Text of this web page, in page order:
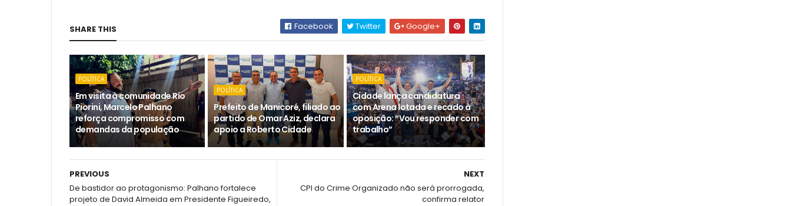
SHARE THIS Facebook Twitter Google+
POLÍTICA
Em visita à comunidade Rio
Piorini, Marcelo Palhano
reforça compromisso com
demandas da população
POLÍTICA
Prefeito de Manicoré, filiado ao
partido de Omar Aziz, declara
apoio a Roberto Cidade
POLÍTICA
Cidade lança candidatura
com Arena lotada e recado à
oposição: “Vou responder com
trabalho”
NEXT
CPI do Crime Organizado não será prorrogada,
confirma relator
PREVIOUS
De bastidor ao protagonismo: Palhano fortalece
projeto de David Almeida em Presidente Figueiredo,